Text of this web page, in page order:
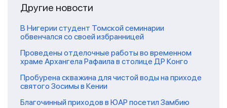
Другие новости
В Нигерии студент Томской семинарии
обвенчался со своей избранницей
Проведены отделочные работы во временном
храме Архангела Рафаила в столице ДР Конго
Пробурена скважина для чистой воды на приходе
святого Зосимы в Кении
Благочинный приходов в ЮАР посетил Замбию